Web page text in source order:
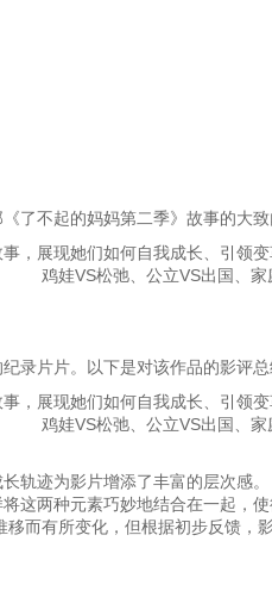
了不起的妈妈第二季》故事的大
，展现她们如何自我成长、引领
娃VS松弛、公立VS出国、家
录片片。以下是对该作品的影评
，展现她们如何自我成长、引领
娃VS松弛、公立VS出国、家
轨迹为影片增添了丰富的层次感
这两种元素巧妙地结合在一起，
而有所变化，但根据初步反馈，